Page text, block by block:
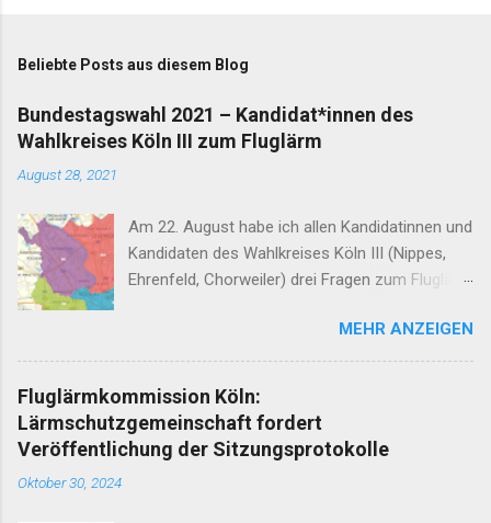
e
n
t
r
e
Beliebte Posts aus diesem Blog
Bundestagswahl 2021 – Kandidat*innen des
Wahlkreises Köln III zum Fluglärm
August 28, 2021
Am 22. August habe ich allen Kandidatinnen und
Kandidaten des Wahlkreises Köln III (Nippes,
Ehrenfeld, Chorweiler) drei Fragen zum Fluglärm
und Kooperationspartner (CC BY 4.0) Wie
sorgen Sie dafür, dass die 2030 auslaufende
Nachtfluggenehmigung für den Flughafen Köln-
Bonn nicht verlängert wird? Wie erreichen Sie,
dass schon vor 2030 nächtliche Passagierflüge
enden? In maximal drei Sätzen: Wo steht der
MEHR ANZEIGEN
Fluglärmkommission Köln:
Lärmschutzgemeinschaft fordert
Veröffentlichung der Sitzungsprotokolle
Oktober 30, 2024